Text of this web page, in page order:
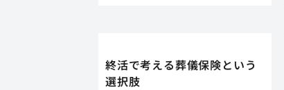
終活で考える葬儀保険という
選択肢